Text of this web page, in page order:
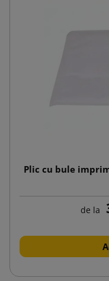
Plic cu bule
de la